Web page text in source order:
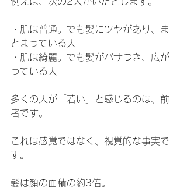
・肌は普通。でも髪にツヤがあり、ま
とまっている人
・肌は綺麗。でも髪がパサつき、広が
っている人
多くの人が「若い」と感じるのは、前
者です。
これは感覚ではなく、視覚的な事実で
す。
髪は顔の面積の約3倍。